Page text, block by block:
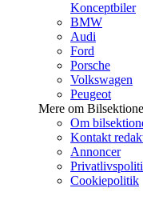
Konceptbiler
BMW
Audi
Ford
Porsche
Volkswagen
Peugeot
Mere om
Om
Kontakt
Annoncer
Cookiepolitik